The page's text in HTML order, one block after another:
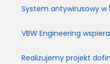
System antywirusowy
VBW Engineering
Realizujemy projekt